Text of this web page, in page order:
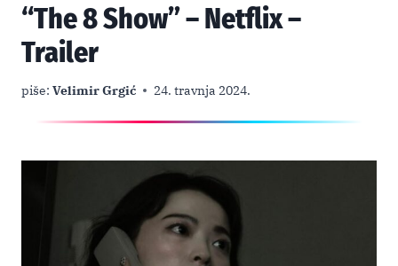
“The 8 Show” – Netflix –
Trailer
piše: Velimir Grgić 24. travnja 2024.